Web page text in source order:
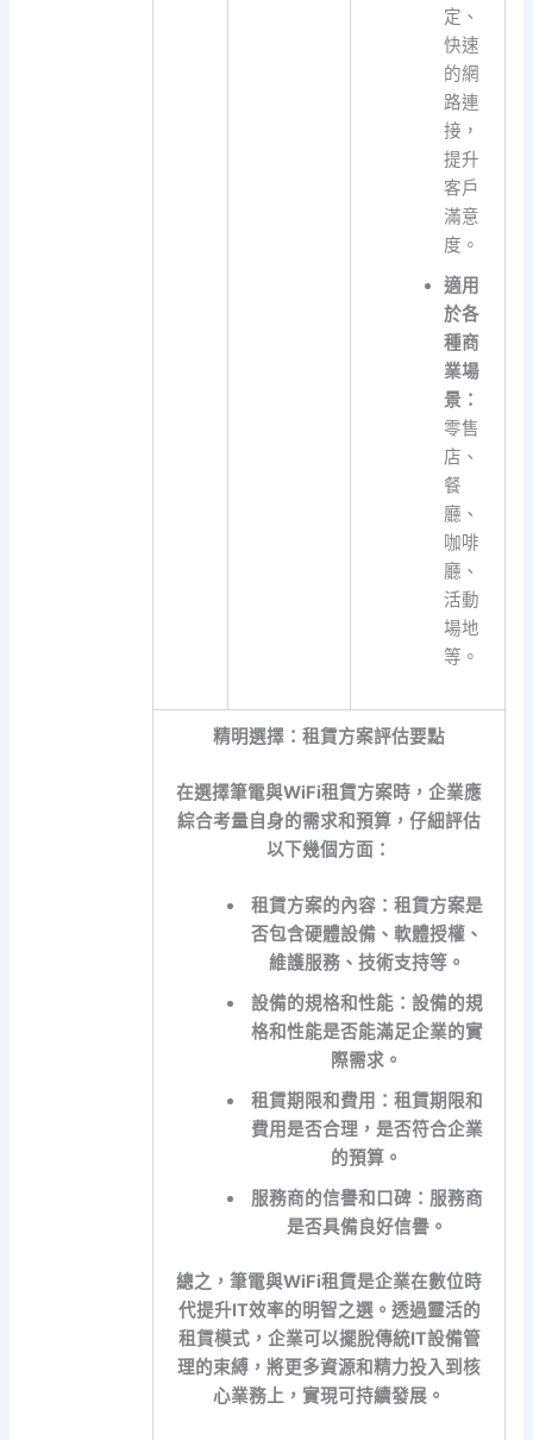
定、
快速
的網
路連
接，
提升
客戶
滿意
度。
適用
於各
種商
業場
景：
零售
店、
餐
廳、
咖啡
廳、
活動
場地
等。
精明選擇：租賃方案評估要點
在選擇筆電與WiFi租賃方案時，企業應
綜合考量自身的需求和預算，仔細評估
以下幾個方面：
租賃方案的內容： 租賃方案是
否包含硬體設備、軟體授權、
維護服務、技術支持等。
設備的規格和性能： 設備的規
格和性能是否能滿足企業的實
際需求。
租賃期限和費用： 租賃期限和
費用是否合理，是否符合企業
的預算。
服務商的信譽和口碑： 服務商
是否具備良好信譽。
總之，筆電與WiFi租賃是企業在數位時
代提升IT效率的明智之選。透過靈活的
租賃模式，企業可以擺脫傳統IT設備管
理的束縛，將更多資源和精力投入到核
心業務上，實現可持續發展。